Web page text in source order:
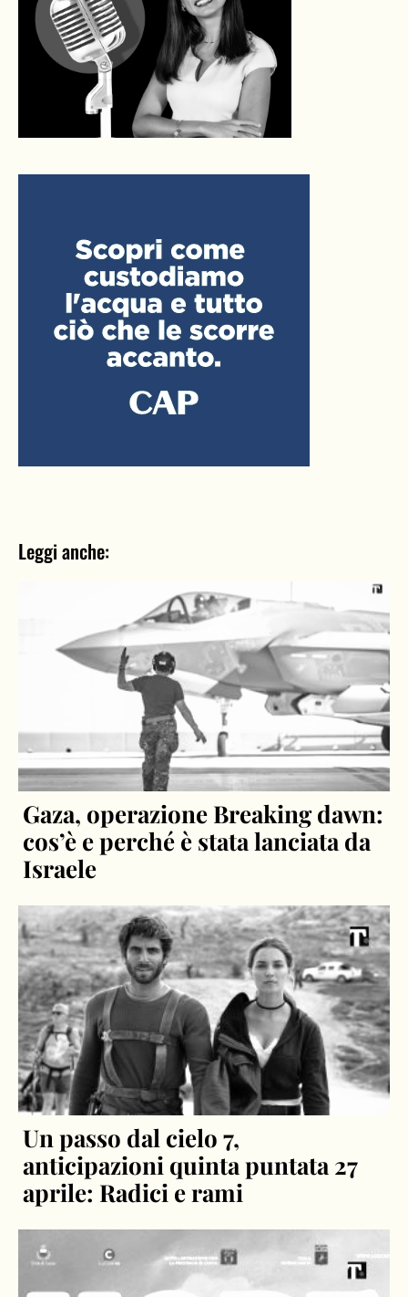
Leggi anche:
Gaza, operazione Breaking dawn:
cos’è e perché è stata lanciata da
Israele
Un passo dal cielo 7,
anticipazioni quinta puntata 27
aprile: Radici e rami